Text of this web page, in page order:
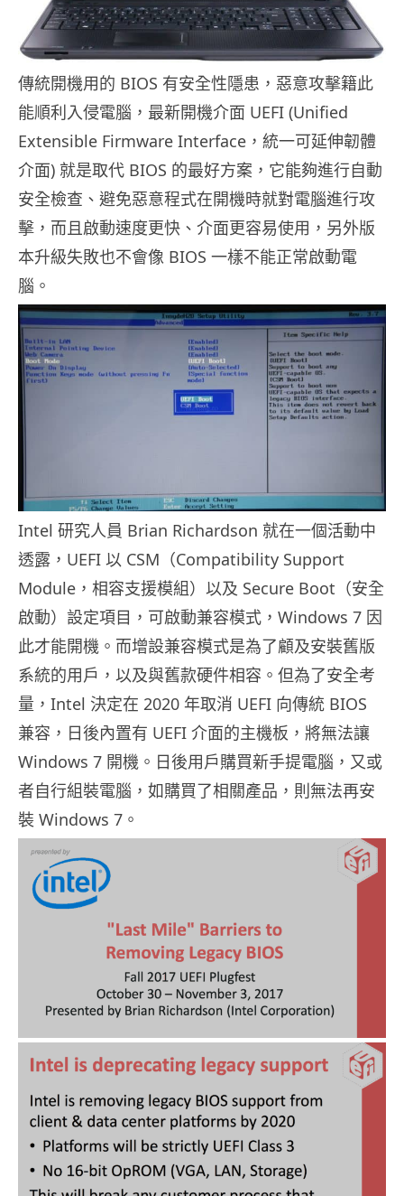
傳統開機用的 BIOS 有安全性隱患，惡意攻擊籍此
能順利入侵電腦，最新開機介面 UEFI (Unified
Extensible Firmware Interface，統一可延伸韌體
介面) 就是取代 BIOS 的最好方案，它能夠進行自動
安全檢查、避免惡意程式在開機時就對電腦進行攻
擊，而且啟動速度更快、介面更容易使用，另外版
本升級失敗也不會像 BIOS 一樣不能正常啟動電
腦。
Intel 研究人員 Brian Richardson 就在一個活動中
透露，UEFI 以 CSM（Compatibility Support
Module，相容支援模組）以及 Secure Boot（安全
啟動）設定項目，可啟動兼容模式，Windows 7 因
此才能開機。而增設兼容模式是為了顧及安裝舊版
系統的用戶，以及與舊款硬件相容。但為了安全考
量，Intel 決定在 2020 年取消 UEFI 向傳統 BIOS
兼容，日後內置有 UEFI 介面的主機板，將無法讓
Windows 7 開機。日後用戶購買新手提電腦，又或
者自行組裝電腦，如購買了相關產品，則無法再安
裝 Windows 7。